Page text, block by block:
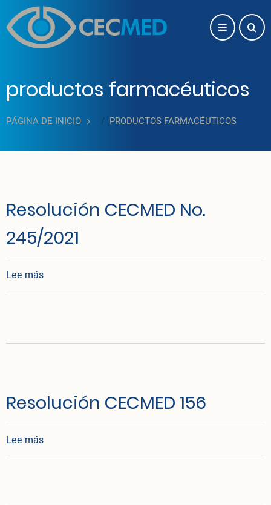
Pasar al contenido principal
productos farmacéuticos
PÁGINA DE INICIO PRODUCTOS FARMACÉUTICOS
Resolución CECMED No.
245/2021
Lee mássobre Resolución CECMED No. 245/2021
Resolución CECMED 156
Lee mássobre Resolución CECMED 156